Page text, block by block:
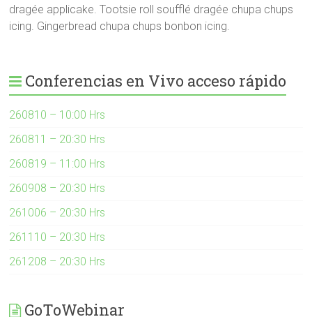
dragée applicake. Tootsie roll soufflé dragée chupa chups
icing. Gingerbread chupa chups bonbon icing.
Conferencias en Vivo acceso rápido
260810 – 10:00 Hrs
260811 – 20:30 Hrs
260819 – 11:00 Hrs
260908 – 20:30 Hrs
261006 – 20:30 Hrs
261110 – 20:30 Hrs
261208 – 20:30 Hrs
GoToWebinar